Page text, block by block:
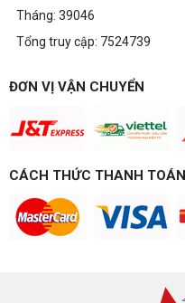
Tháng: 39046
Tổng truy cập: 7524739
ĐƠN VỊ VẬN CHUYỂN
CÁCH THỨC THANH TOÁN